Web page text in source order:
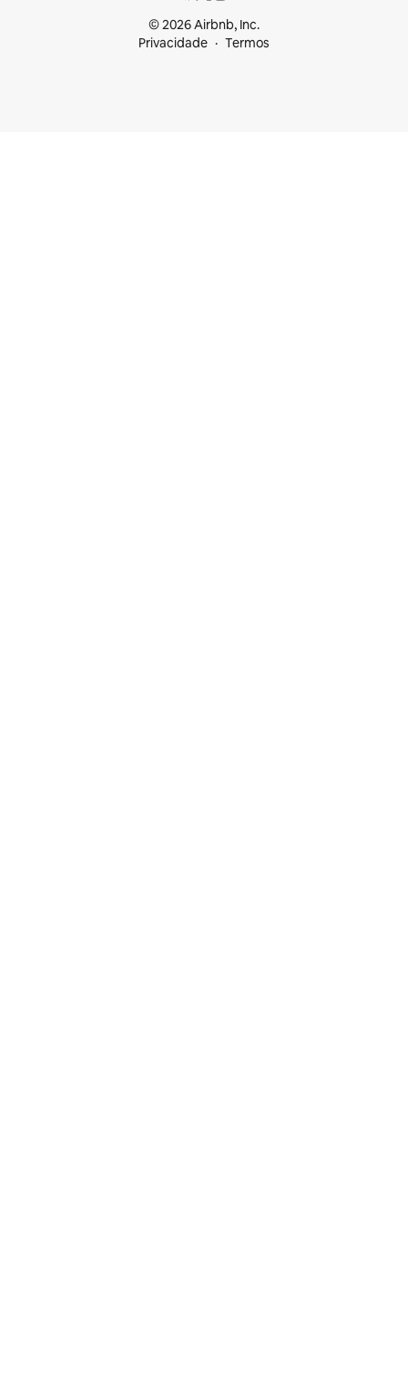
© 2026 Airbnb, Inc.
Privacidade
Termos